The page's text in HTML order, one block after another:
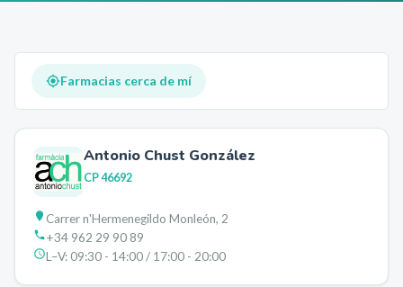
Farmacias cerca de mí
Antonio Chust González
CP46692
Carrer n'Hermenegildo Monleón, 2
+34 962 29 90 89
L–V:09:30 - 14:00 / 17:00 - 20:00